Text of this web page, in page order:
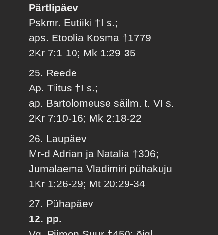
Pärtlipäev
Pskmr. Eutiiki †I s.;
aps. Etoolia Kosma †1779
2Kr 7:1-10; Mk 1:29-35
25. Reede
Ap. Tiitus †I s.;
ap. Bartolomeuse säilm. t. VI s.
2Kr 7:10-16; Mk 2:18-22
26. Laupäev
Mr-d Adrian ja Natalia †306;
Jumalaema Vladimiri pühakuju
1Kr 1:26-29; Mt 20:29-34
27. Pühapäev
12. pp.